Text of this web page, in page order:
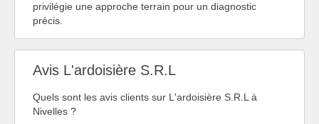
privilégie une approche terrain pour un diagnostic
précis.
Avis L'ardoisière S.R.L
Quels sont les avis clients sur L'ardoisière S.R.L à
Nivelles ?